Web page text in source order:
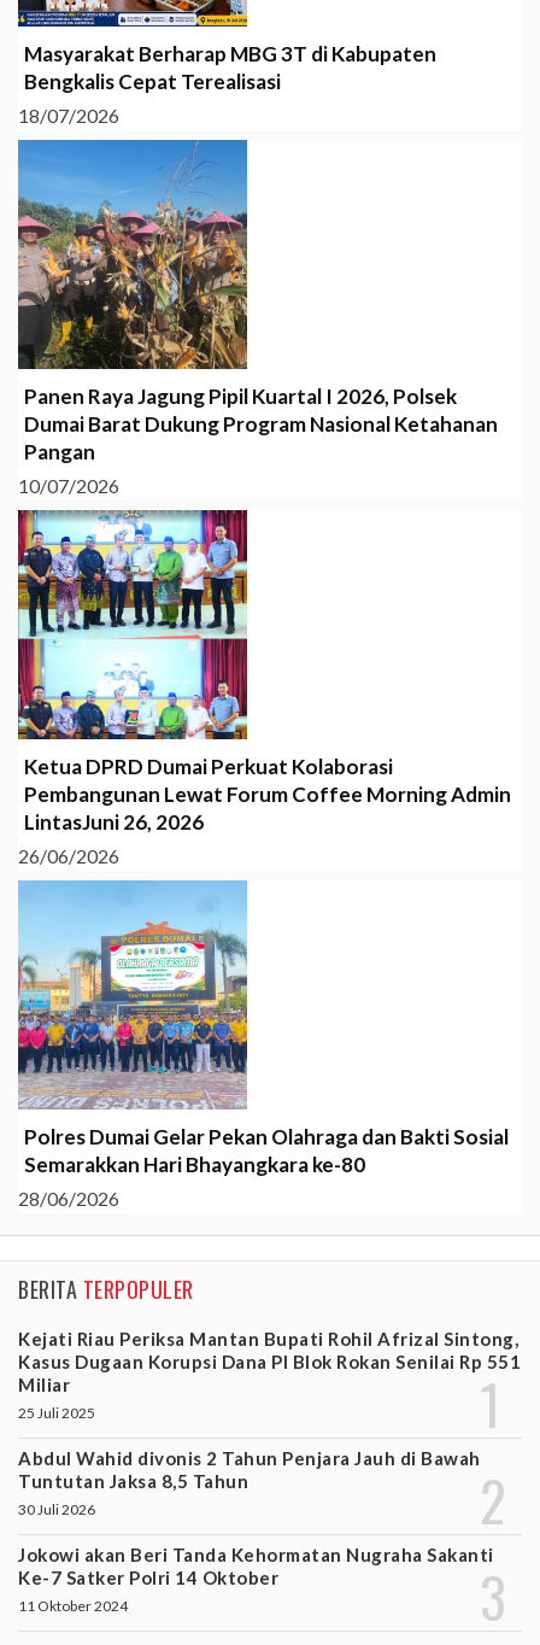
Masyarakat Berharap MBG 3T di Kabupaten
Bengkalis Cepat Terealisasi
18/07/2026
Panen Raya Jagung Pipil Kuartal I 2026, Polsek
Dumai Barat Dukung Program Nasional Ketahanan
Pangan
10/07/2026
Ketua DPRD Dumai Perkuat Kolaborasi
Pembangunan Lewat Forum Coffee Morning Admin
LintasJuni 26, 2026
26/06/2026
Polres Dumai Gelar Pekan Olahraga dan Bakti Sosial
Semarakkan Hari Bhayangkara ke-80
28/06/2026
BERITA TERPOPULER
Kejati Riau Periksa Mantan Bupati Rohil Afrizal Sintong,
Kasus Dugaan Korupsi Dana PI Blok Rokan Senilai Rp 551
Miliar
25 Juli 2025
Abdul Wahid divonis 2 Tahun Penjara Jauh di Bawah
Tuntutan Jaksa 8,5 Tahun
30 Juli 2026
Jokowi akan Beri Tanda Kehormatan Nugraha Sakanti
Ke-7 Satker Polri 14 Oktober
11 Oktober 2024